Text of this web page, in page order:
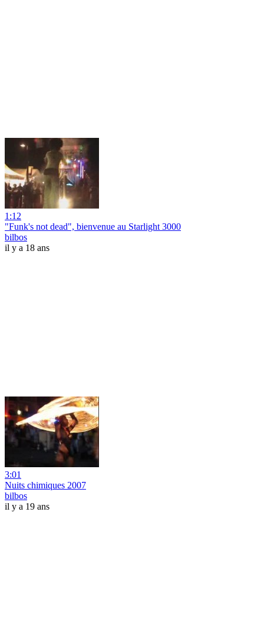
1:12
"Funk's not dead", bienvenue au Starlight 3000
bilbos
il y a 18 ans
3:01
Nuits chimiques 2007
bilbos
il y a 19 ans